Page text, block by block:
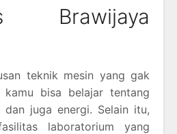
Brawijaya
teknik mesin yang gak
bisa belajar tentang
dan juga energi. Selain itu,
laboratorium yang